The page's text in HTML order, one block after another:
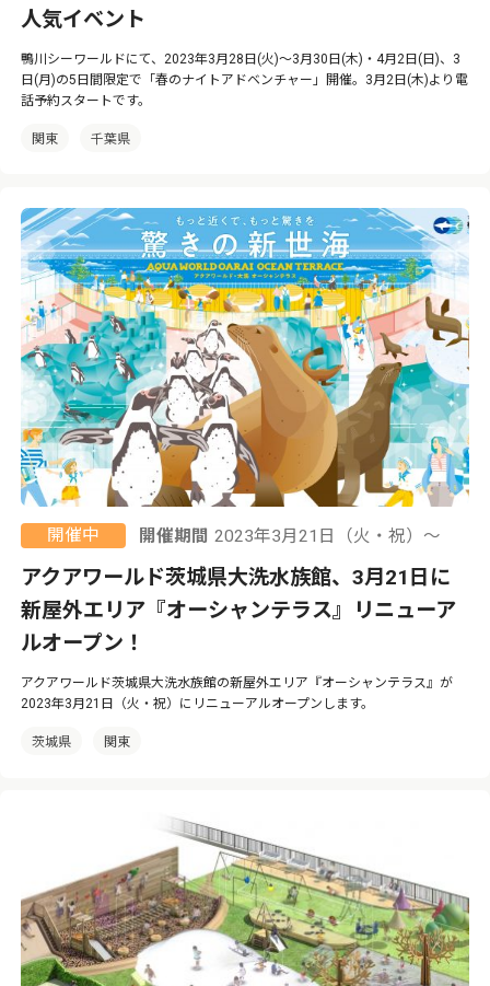
人気イベント
鴨川シーワールドにて、2023年3月28日(火)～3月30日(木)・4月2日(日)、3
日(月)の5日間限定で「春のナイトアドベンチャー」開催。3月2日(木)より電
話予約スタートです。
関東 千葉県
開催中 開催期間 2023年3月21日（火・祝）〜
アクアワールド茨城県大洗水族館、3月21日に
新屋外エリア『オーシャンテラス』リニューア
ルオープン！
アクアワールド茨城県大洗水族館の新屋外エリア『オーシャンテラス』が
2023年3月21日（火・祝）にリニューアルオープンします。
茨城県 関東